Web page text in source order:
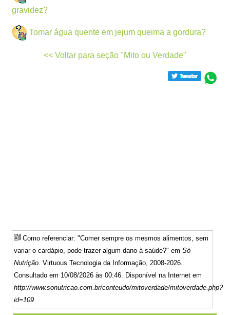
gravidez?
Tomar água quente em jejum queima a gordura?
<< Voltar para seção "Mito ou Verdade"
Como referenciar: "Comer sempre os mesmos alimentos, sem
variar o cardápio, pode trazer algum dano à saúde?" emSó
Nutrição . Virtuous Tecnologia da Informação, 2008-2026.
Consultado em 10/08/2026 às 00:46. Disponível na Internet em
http://www.sonutricao.com.br/conteudo/mitoverdade/mitoverdade.php?
id=109